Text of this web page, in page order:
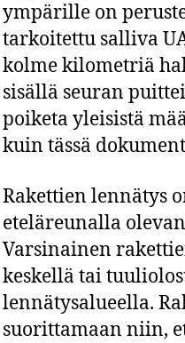
ympärille on
tarkoitettu salliva
kolme kilometriä
sisällä seuran
poiketa yleisistä
kuin tässä
Rakettien lennätys
eteläreunalla
Varsinainen
keskellä tai
lennätysalueella.
suorittamaan niin,